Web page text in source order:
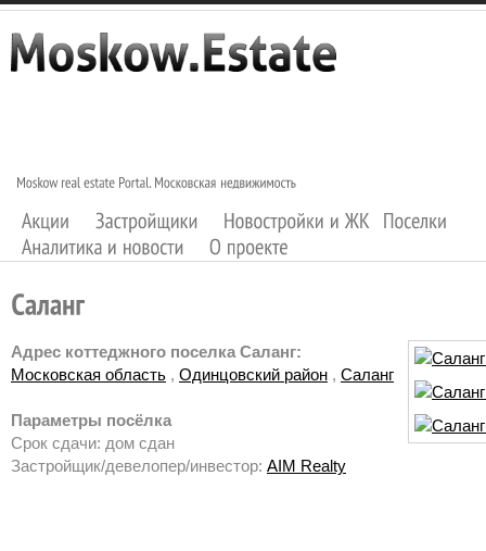
Адрес коттеджного поселка Саланг:
Московская область , Одинцовский район , Саланг
Параметры посёлка
Срок сдачи: дом сдан
Застройщик/девелопер/инвестор: AIM Realty